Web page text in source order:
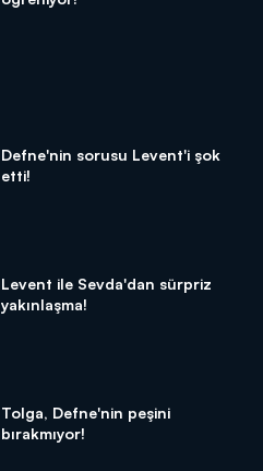
Defne'nin sorusu Levent'i şok
etti!
Levent ile Sevda'dan sürpriz
yakınlaşma!
Tolga, Defne'nin peşini
bırakmıyor!